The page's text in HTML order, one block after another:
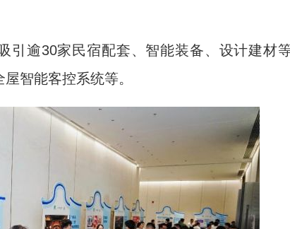
逾30家民宿配套、智能装备、设计建材
智能客控系统等。